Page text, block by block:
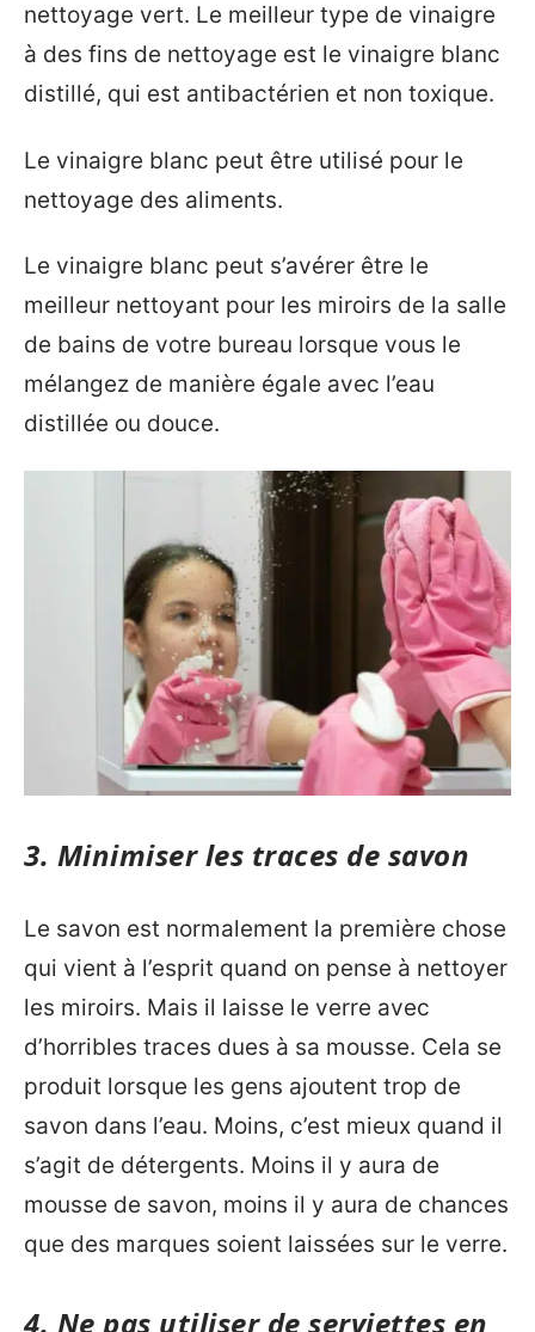
nettoyage vert. Le meilleur type de vinaigre
à des fins de nettoyage est le vinaigre blanc
distillé, qui est antibactérien et non toxique.
Le vinaigre blanc peut être utilisé pour le
nettoyage des aliments.
Le vinaigre blanc peut s’avérer être le
meilleur nettoyant pour les miroirs de la salle
de bains de votre bureau lorsque vous le
mélangez de manière égale avec l’eau
distillée ou douce.
3. Minimiser les traces de savon
Le savon est normalement la première chose
qui vient à l’esprit quand on pense à nettoyer
les miroirs. Mais il laisse le verre avec
d’horribles traces dues à sa mousse. Cela se
produit lorsque les gens ajoutent trop de
savon dans l’eau. Moins, c’est mieux quand il
s’agit de détergents. Moins il y aura de
mousse de savon, moins il y aura de chances
que des marques soient laissées sur le verre.
4. Ne pas utiliser de serviettes en